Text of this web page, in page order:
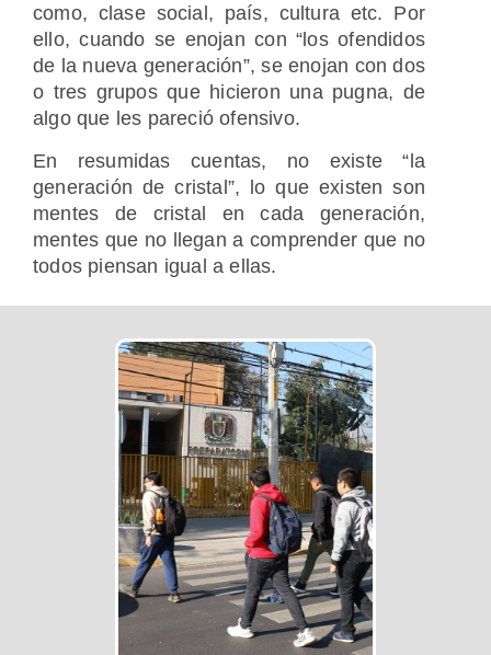
como, clase social, país, cultura etc. Por
ello, cuando se enojan con “los ofendidos
de la nueva generación”, se enojan con dos
o tres grupos que hicieron una pugna, de
algo que les pareció ofensivo.
En resumidas cuentas, no existe “la
generación de cristal”, lo que existen son
mentes de cristal en cada generación,
mentes que no llegan a comprender que no
todos piensan igual a ellas.